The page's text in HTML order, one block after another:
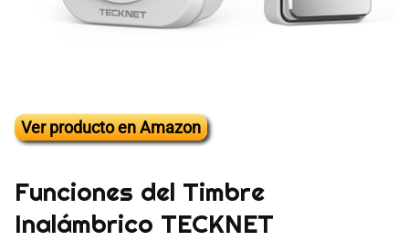
Ver producto en Amazon
Funciones del Timbre
Inalámbrico TECKNET